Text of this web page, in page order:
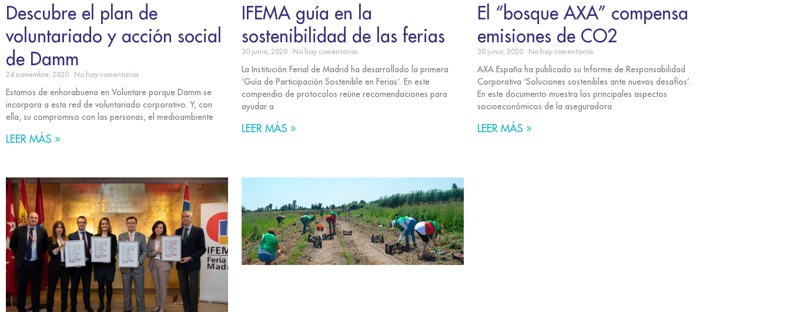
Descubre el plan de
voluntariado y acción social
de Damm
24 noviembre, 2020 No hay comentarios
Estamos de enhorabuena en Voluntare porque Damm se
incorpora a esta red de voluntariado corporativo. Y, con
ella, su compromiso con las personas, el medioambiente
LEER MÁS »
IFEMA guía en la
sostenibilidad de las ferias
30 junio, 2020 No hay comentarios
La Institución Ferial de Madrid ha desarrollado la primera
‘Guía de Participación Sostenible en Ferias‘. En este
compendio de protocolos reúne recomendaciones para
ayudar a
LEER MÁS »
El “bosque AXA” compensa
emisiones de CO2
30 junio, 2020 No hay comentarios
AXA España ha publicado su Informe de Responsabilidad
Corporativa ‘Soluciones sostenibles ante nuevos desafíos’.
En este documento muestra los principales aspectos
socioeconómicos de la aseguradora
LEER MÁS »